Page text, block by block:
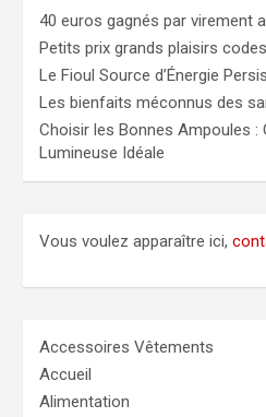
40 euros gagnés par virement
Petits prix grands plaisirs
Le Fioul Source d’Énergie
Les bienfaits méconnus des
Choisir les Bonnes Ampoules :
Lumineuse Idéale
Vous voulez apparaître ici,
Accessoires Vêtements
Accueil
Alimentation